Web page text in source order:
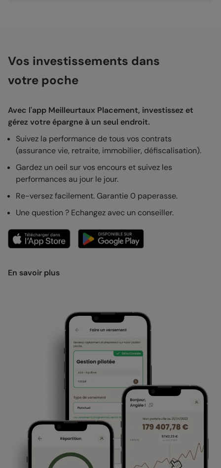
Vos investissements dans
votre poche
Avec l'app Meilleurtaux Placement, investissez et
gérez votre épargne à un seul endroit.
Suivez la performance de tous vos contrats
(assurance vie, retraite, immobilier, défiscalisation).
Gardez un oeil sur vos encours et suivez les
performances au jour le jour.
Re-versez facilement. Garantie 0 paperasse.
Une question ? Echangez avec un conseiller.
En savoir plus